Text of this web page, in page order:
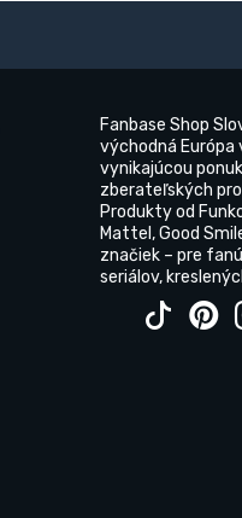
Fanbase Shop
východná Európa
vynikajúcou
zberateľských
Produkty od
Mattel, Good
značiek – pre
seriálov,